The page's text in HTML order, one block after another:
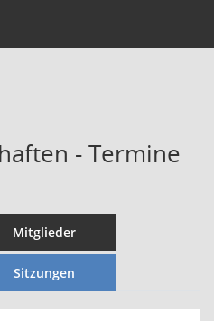
- Termine
Mitglieder
Sitzungen